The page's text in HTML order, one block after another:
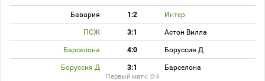
Бавария 1:2 Интер
ПСЖ 3:1 Астон Вилла
Барселона 4:0 Боруссия Д
Боруссия Д 3:1 Барселона
Первый матч: 0:4